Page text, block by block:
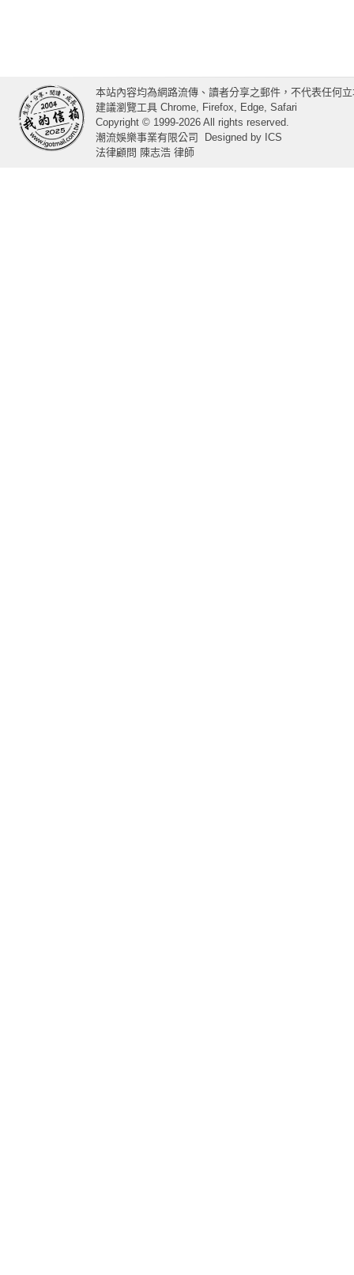
本站內容均為網路流傳、讀者分享之郵件，不代表任何
建議瀏覽工具 Chrome, Firefox, Edge, Safari
Copyright © 1999-2026 All rights reserved.
潮流娛樂事業有限公司
Designed by ICS
法律顧問 陳志浩 律師